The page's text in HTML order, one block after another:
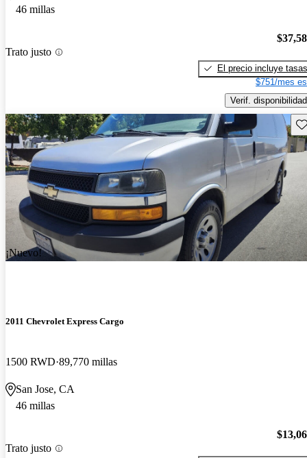
46 millas
Trato justo
El precio incluye tasas
$751/mes
Verif. disponibilidad
¡Nuevo!
2011 Chevrolet Express Cargo
1500 RWD 89,770 millas
San Jose, CA
46 millas
Trato justo